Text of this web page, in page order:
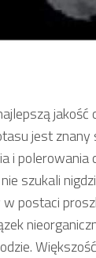
jest
i
szukali
postaci